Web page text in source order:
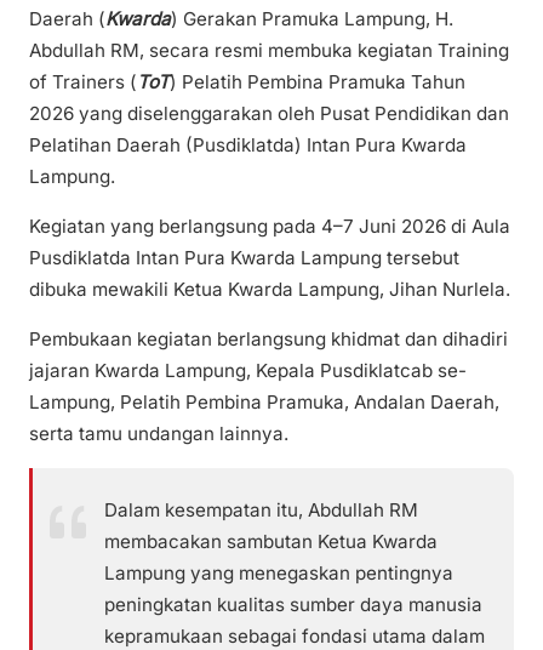
Daerah (Kwarda) Gerakan Pramuka Lampung, H.
Abdullah RM, secara resmi membuka kegiatan Training
of Trainers ( ToT) Pelatih Pembina Pramuka Tahun
2026 yang diselenggarakan oleh Pusat Pendidikan dan
Pelatihan Daerah (Pusdiklatda) Intan Pura Kwarda
Lampung.
Kegiatan yang berlangsung pada 4–7 Juni 2026 di Aula
Pusdiklatda Intan Pura Kwarda Lampung tersebut
dibuka mewakili Ketua Kwarda Lampung, Jihan Nurlela.
Pembukaan kegiatan berlangsung khidmat dan dihadiri
jajaran Kwarda Lampung, Kepala Pusdiklatcab se-
Lampung, Pelatih Pembina Pramuka, Andalan Daerah,
serta tamu undangan lainnya.
Dalam kesempatan itu, Abdullah RM
membacakan sambutan Ketua Kwarda
Lampung yang menegaskan pentingnya
peningkatan kualitas sumber daya manusia
kepramukaan sebagai fondasi utama dalam